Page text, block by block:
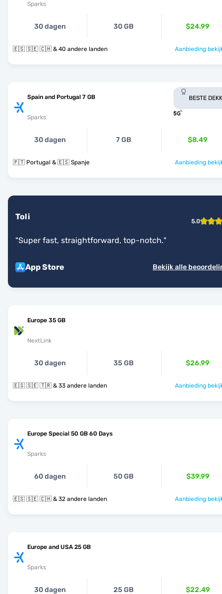
Sparks
30 dagen 30 GB $24.99
🇪🇸 🇸🇪 🇨🇭 & 40 andere landen Aanbieding
Spain and Portugal 7 GB
Sparks
BESTE
30 dagen 7 GB $8.49
🇵🇹 Portugal & 🇪🇸 Spanje Aanbieding
Toli 5.0
"Super fast, straightforward, top-notch."
App Store Bekijk alle
Europe 35 GB
NextLink
30 dagen 35 GB $26.99
🇪🇸 🇸🇪 🇹🇷 & 33 andere landen Aanbieding
Europe Special 50 GB 60 Days
Sparks
60 dagen 50 GB $39.99
🇪🇸 🇸🇪 🇨🇭 & 32 andere landen Aanbieding
Europe and USA 25 GB
Sparks
30 dagen 25 GB $22.49